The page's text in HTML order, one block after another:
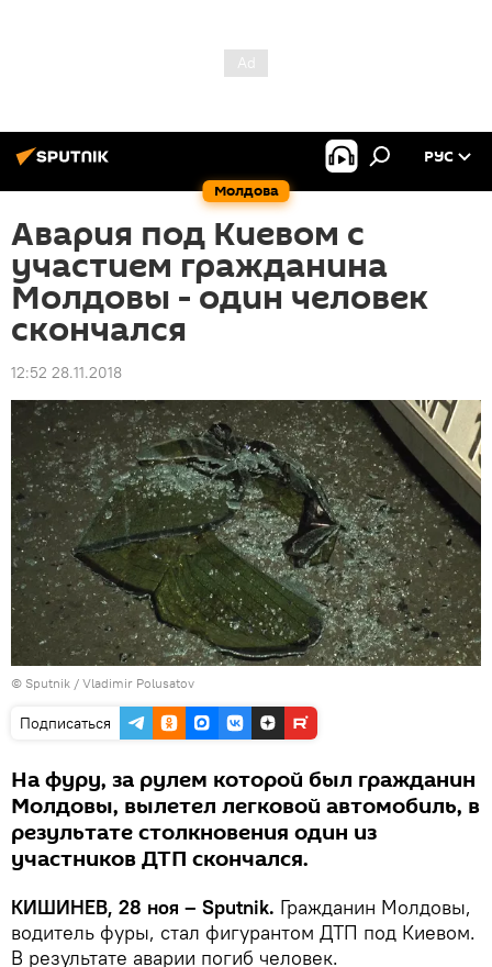
Молдова
РУС
Авария под Киевом с
участием гражданина
Молдовы - один человек
скончался
12:52 28.11.2018
© Sputnik / Vladimir Polusatov
Подписаться
На фуру, за рулем которой был гражданин
Молдовы, вылетел легковой автомобиль, в
результате столкновения один из
участников ДТП скончался.
КИШИНЕВ, 28 ноя – Sputnik. Гражданин Молдовы,
водитель фуры, стал фигурантом ДТП под Киевом.
В результате аварии погиб человек.